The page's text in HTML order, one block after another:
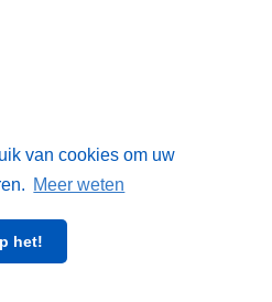
van cookies om uw
Meer weten
het!